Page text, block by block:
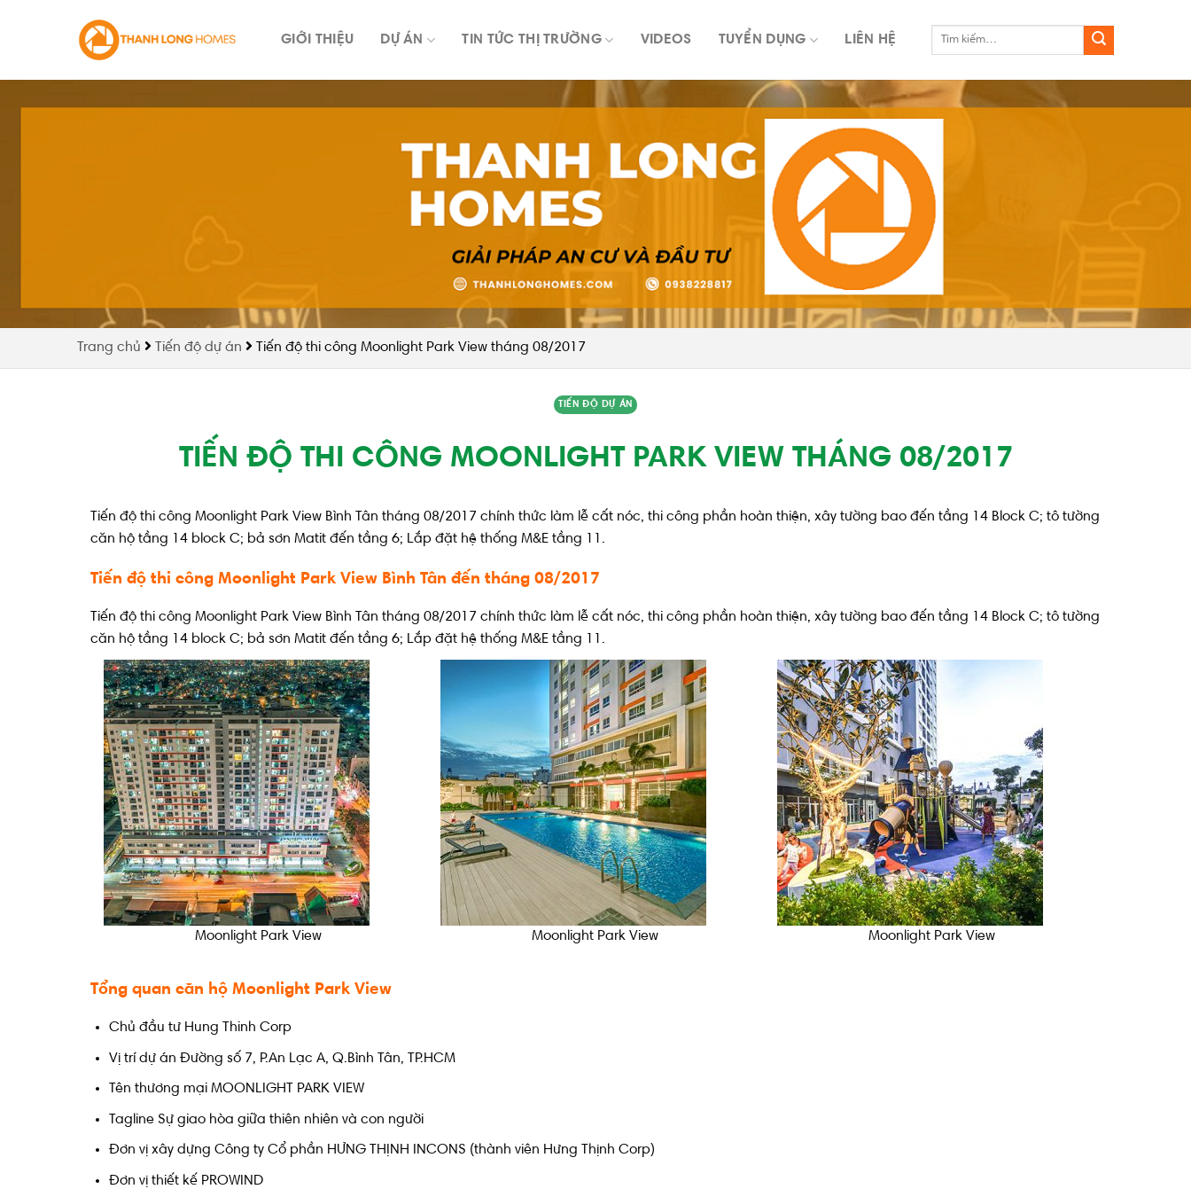
GIỚI THIỆU DỰ ÁN TIN TỨC THỊ TRƯỜNG VIDEOS TUYỂN DỤNG LIÊN HỆ
Trang chủ Tiến độ dự án Tiến độ thi công Moonlight Park View tháng 08/2017
TIẾN ĐỘ DỰ ÁN
TIẾN ĐỘ THI CÔNG MOONLIGHT PARK VIEW THÁNG 08/2017
Tiến độ thi công Moonlight Park View Bình Tân tháng 08/2017 chính thức làm lễ cất nóc, thi công phần hoàn thiện, xây tường bao đến tầng 14 Block C; tô tường
căn hộ tầng 14 block C; bả sơn Matit đến tầng 6; Lắp đặt hệ thống M&E tầng 11.
Tiến độ thi công Moonlight Park View Bình Tân đến tháng 08/2017
Tiến độ thi công Moonlight Park View Bình Tân tháng 08/2017 chính thức làm lễ cất nóc, thi công phần hoàn thiện, xây tường bao đến tầng 14 Block C; tô tường
căn hộ tầng 14 block C; bả sơn Matit đến tầng 6; Lắp đặt hệ thống M&E tầng 11.
Moonlight Park View Moonlight Park View Moonlight Park View
Tổng quan căn hộ Moonlight Park View
Chủ đầu tư Hung Thinh Corp
Vị trí dự án Đường số 7, P.An Lạc A, Q.Bình Tân, TP.HCM
Tên thương mại MOONLIGHT PARK VIEW
Tagline Sự giao hòa giữa thiên nhiên và con người
Đơn vị xây dựng Công ty Cổ phần HƯNG THỊNH INCONS (thành viên Hưng Thịnh Corp)
Đơn vị thiết kế PROWIND